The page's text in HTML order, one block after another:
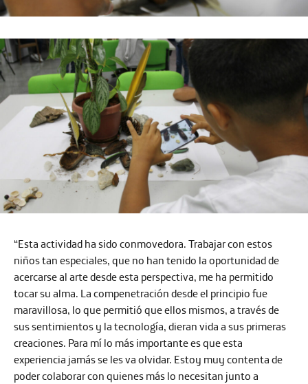
“Esta actividad ha sido conmovedora. Trabajar con estos
niños tan especiales, que no han tenido la oportunidad de
acercarse al arte desde esta perspectiva, me ha permitido
tocar su alma. La compenetración desde el principio fue
maravillosa, lo que permitió que ellos mismos, a través de
sus sentimientos y la tecnología, dieran vida a sus primeras
creaciones. Para mí lo más importante es que esta
experiencia jamás se les va olvidar. Estoy muy contenta de
poder colaborar con quienes más lo necesitan junto a